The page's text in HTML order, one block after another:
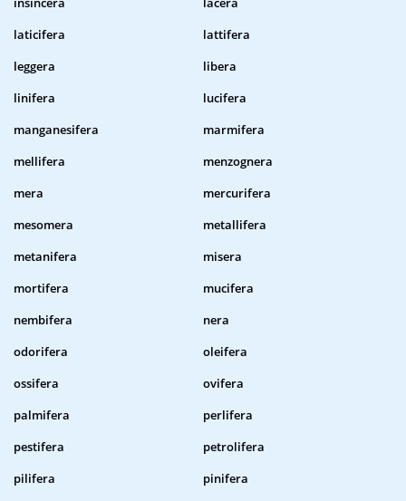
laticifera
lattifera
leggera
libera
linifera
lucifera
manganesifera
marmifera
mellifera
menzognera
mera
mercurifera
mesomera
metallifera
metanifera
misera
mortifera
mucifera
nembifera
nera
odorifera
oleifera
ossifera
ovifera
palmifera
perlifera
pestifera
petrolifera
pilifera
pinifera